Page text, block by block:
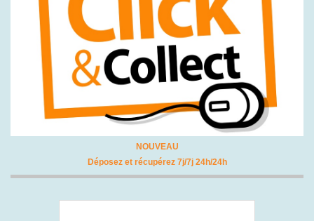
NOUVEAU
Déposez et récupérez 7j/7j 24h/24h